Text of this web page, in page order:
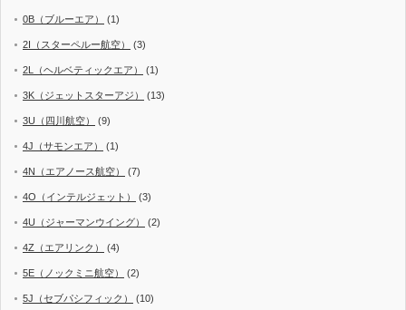
0B（ブルーエア） (1)
2I（スターペルー航空） (3)
2L（ヘルベティックエア） (1)
3K（ジェットスターアジ） (13)
3U（四川航空） (9)
4J（サモンエア） (1)
4N（エアノース航空） (7)
4O（インテルジェット） (3)
4U（ジャーマンウイング） (2)
4Z（エアリンク） (4)
5E（ノックミニ航空） (2)
5J（セブパシフィック） (10)